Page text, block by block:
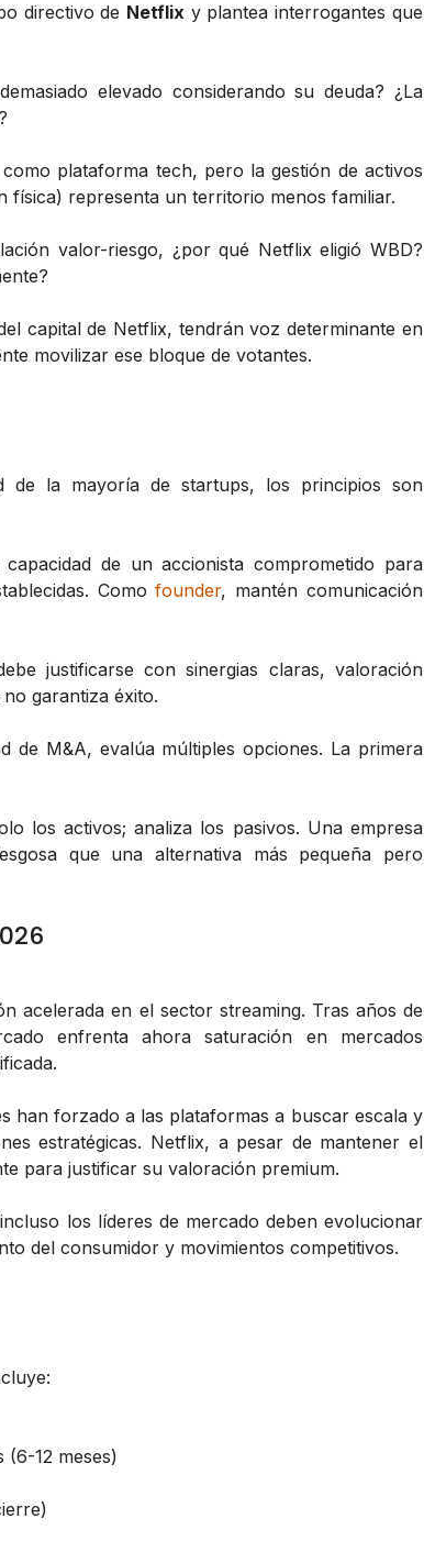
directivo de Netflix y plantea interrogantes que
elevado considerando su deuda? ¿La
plataforma tech, pero la gestión de activos
física) representa un territorio menos familiar.
valor-riesgo, ¿por qué Netflix eligió WBD?
capital de Netflix, tendrán voz determinante en
movilizar ese bloque de votantes.
de la mayoría de startups, los principios son
de un accionista comprometido para
Comofounder, mantén comunicación
justificarse con sinergias claras, valoración
garantiza éxito.
de M&A, evalúa múltiples opciones. La primera
los activos; analiza los pasivos. Una empresa
que una alternativa más pequeña pero
acelerada en el sector streaming. Tras años de
enfrenta ahora saturación en mercados
han forzado a las plataformas a buscar escala y
estratégicas. Netflix, a pesar de mantener el
para justificar su valoración premium.
los líderes de mercado deben evolucionar
del consumidor y movimientos competitivos.
(6-12 meses)